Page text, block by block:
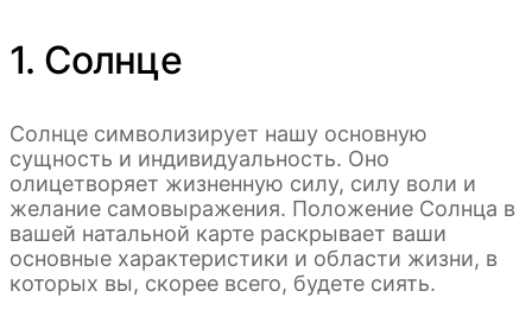
1. Солнце
Солнце символизирует нашу основную
сущность и индивидуальность. Оно
олицетворяет жизненную силу, силу воли и
желание самовыражения. Положение Солнца в
вашей натальной карте раскрывает ваши
основные характеристики и области жизни, в
которых вы, скорее всего, будете сиять.